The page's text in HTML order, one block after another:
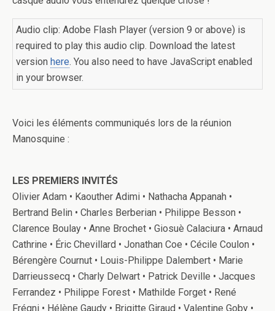
Audio clip: Adobe Flash Player (version 9 or above) is
required to play this audio clip. Download the latest
version here. You also need to have JavaScript enabled
in your browser.
Voici les éléments communiqués lors de la réunion
Manosquine :
LES PREMIERS INVITÉS
Olivier Adam • Kaouther Adimi • Nathacha Appanah •
Bertrand Belin • Charles Berberian • Philippe Besson •
Clarence Boulay • Anne Brochet • Giosuè Calaciura • Arnaud
Cathrine • Éric Chevillard • Jonathan Coe • Cécile Coulon •
Bérengère Cournut • Louis-Philippe Dalembert • Marie
Darrieussecq • Charly Delwart • Patrick Deville • Jacques
Ferrandez • Philippe Forest • Mathilde Forget • René
Frégni • Hélène Gaudy • Brigitte Giraud • Valentine Goby •